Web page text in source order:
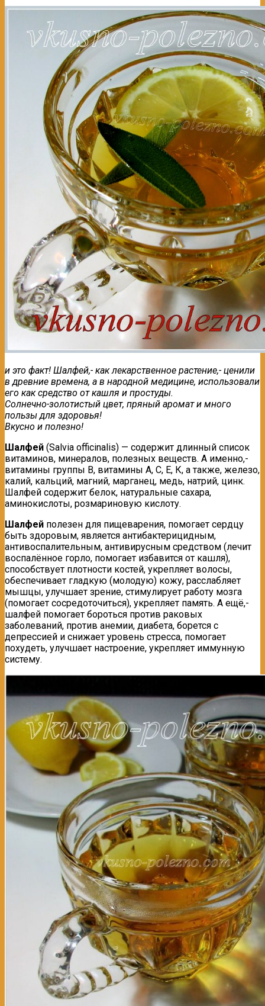
и это факт! Шалфей,- как лекарственное растение,- ценили
в древние времена, а в народной медицине, использовали
его как средство от кашля и простуды.
Солнечно-золотистый цвет, пряный аромат и много
пользы для здоровья!
Вкусно и полезно!
Шалфей (Salvia officinalis) — содержит длинный список
витаминов, минералов, полезных веществ. А именно,-
витамины группы В, витамины А, С, Е, К, а также, железо,
калий, кальций, магний, марганец, медь, натрий, цинк.
Шалфей содержит белок, натуральные сахара,
аминокислоты, розмариновую кислоту.
Шалфей полезен для пищеварения, помогает сердцу
быть здоровым, является антибактерицидным,
антивоспалительным, антивирусным средством (лечит
воспалённое горло, помогает избавится от кашля),
способствует плотности костей, укрепляет волосы,
обеспечивает гладкую (молодую) кожу, расслабляет
мышцы, улучшает зрение, стимулирует работу мозга
(помогает сосредоточиться), укрепляет память. А ещё,-
шалфей помогает бороться против раковых
заболеваний, против анемии, диабета, борется с
депрессией и снижает уровень стресса, помогает
похудеть, улучшает настроение, укрепляет иммунную
систему.